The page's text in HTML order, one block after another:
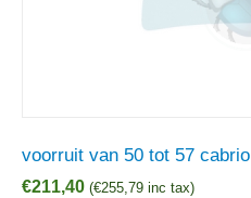
voorruit van 50 tot 57 cabrio
€211,40 (€255,79 inc tax)